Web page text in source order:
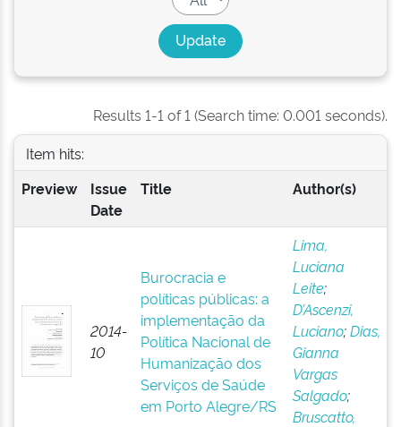
Results 1-1 of 1 (Search time: 0.001 seconds).
Item hits:
Preview
Issue
Date
Title Author(s)
2014-
10
Burocracia e
políticas públicas: a
implementação da
Política Nacional de
Humanização dos
Serviços de Saúde
em Porto Alegre/RS
Lima,
Luciana
Leite;
D’Ascenzi,
Luciano;Dias,
Gianna
Vargas
Salgado;
Bruscatto,